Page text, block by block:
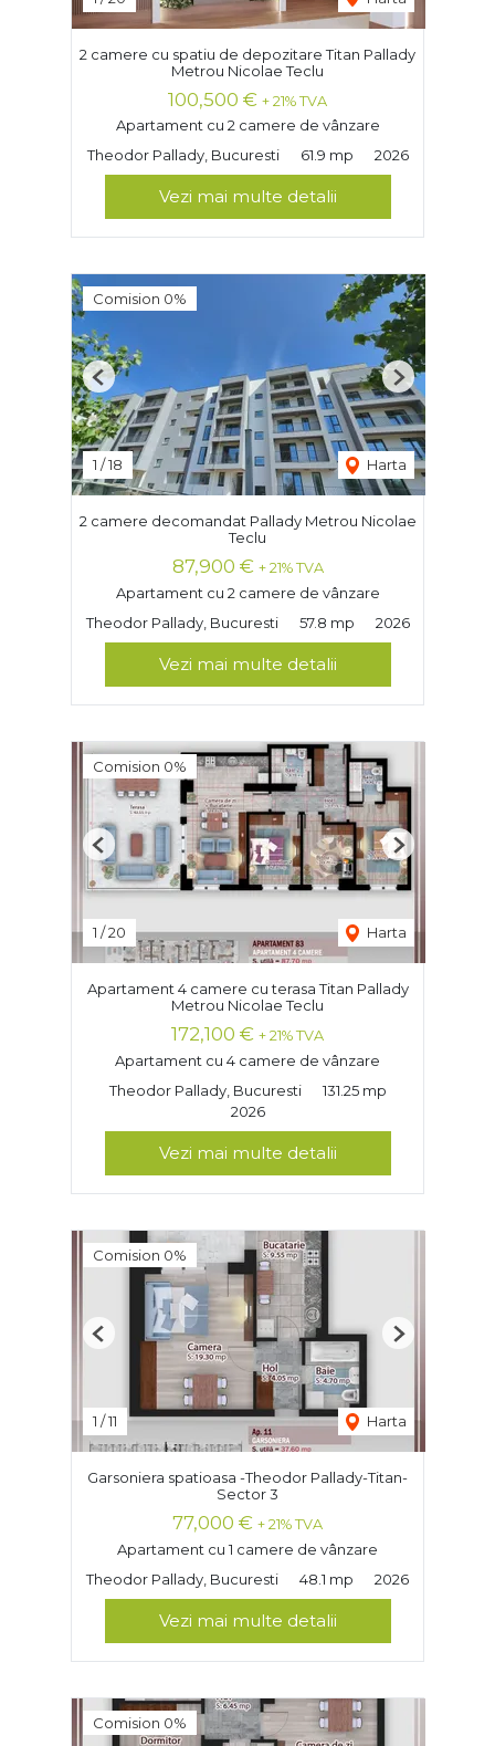
2 camere cu spatiu de depozitare Titan Pallady
Metrou Nicolae Teclu
100,500 € + 21% TVA
Apartament cu 2 camere de vânzare
Theodor Pallady, Bucuresti
61.9 mp 2026
Vezi mai multe detalii
Comision 0%
1 /18 Harta
Previous Next
2 camere decomandat Pallady Metrou Nicolae
Teclu
87,900 € + 21% TVA
Apartament cu 2 camere de vânzare
Theodor Pallady, Bucuresti
57.8 mp 2026
Vezi mai multe detalii
Comision 0%
1 /20 Harta
Previous Next
Apartament 4 camere cu terasa Titan Pallady
Metrou Nicolae Teclu
172,100 € + 21% TVA
Apartament cu 4 camere de vânzare
Theodor Pallady, Bucuresti
131.25 mp
2026
Vezi mai multe detalii
Comision 0%
1 /11 Harta
Previous Next
Garsoniera spatioasa -Theodor Pallady-Titan-
Sector 3
77,000 € + 21% TVA
Apartament cu 1 camere de vânzare
Theodor Pallady, Bucuresti
48.1 mp 2026
Vezi mai multe detalii
Comision 0%